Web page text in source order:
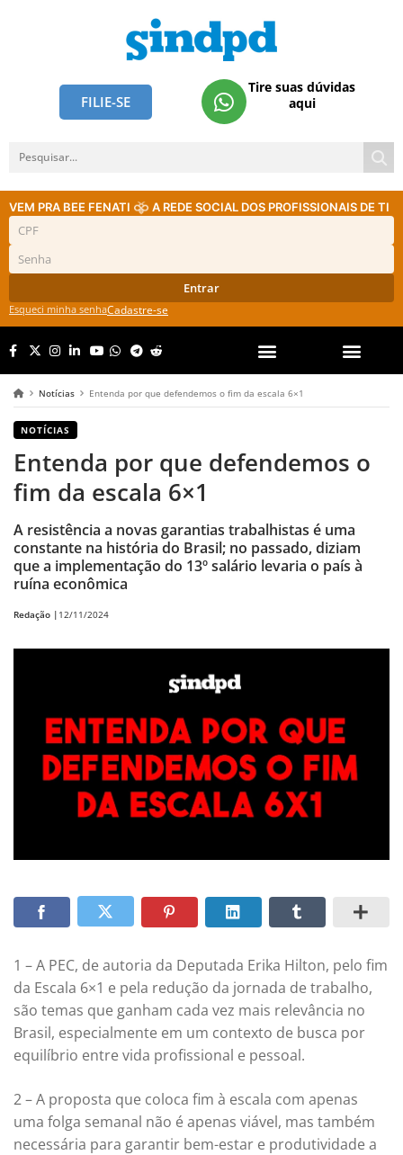
FILIE-SE
Tire suas dúvidas
aqui
VEM PRA BEE FENATI A REDE SOCIAL DOS PROFISSIONAIS DE TI
Entrar
Esqueci minha senhaCadastre-se
Notícias Entenda por que defendemos o fim da escala 6×1
NOTÍCIAS
Entenda por que defendemos o
fim da escala 6×1
A resistência a novas garantias trabalhistas é uma
constante na história do Brasil; no passado, diziam
que a implementação do 13º salário levaria o país à
ruína econômica
Redação | 12/11/2024
1 – A PEC, de autoria da Deputada Erika Hilton, pelo fim
da Escala 6×1 e pela redução da jornada de trabalho,
são temas que ganham cada vez mais relevância no
Brasil, especialmente em um contexto de busca por
equilíbrio entre vida profissional e pessoal.
2 – A proposta que coloca fim à escala com apenas
uma folga semanal não é apenas viável, mas também
necessária para garantir bem-estar e produtividade a